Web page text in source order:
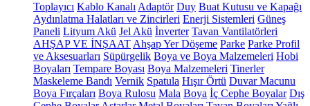
Toplayıcı Kablo Kanalı Adaptör Duy Buat Kutusu ve Kapağı
Aydınlatma Halatları ve Zincirleri Enerji Sistemleri Güneş
Paneli Lityum Akü Jel Akü İnverter Tavan Vantilatörleri
AHŞAP VE İNŞAAT Ahşap Yer Döşeme Parke Parke Profil
ve Aksesuarları Süpürgelik Boya ve Boya Malzemeleri Hobi
Boyaları Tempare Boyası Boya Malzemeleri Tinerler
Maskeleme Bandı Vernik Spatula Hışır Örtü Duvar Macunu
Boya Fırçaları Boya Rulosu Mala Boya İç Cephe Boyalar Dış